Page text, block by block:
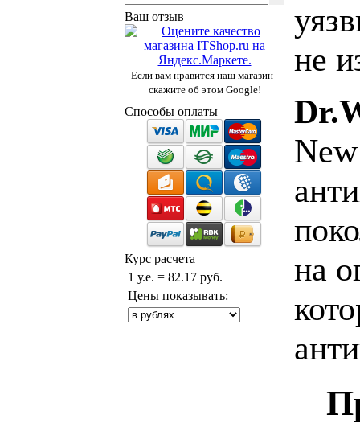
Ваш отзыв
Если вам нравится наш магазин -
скажите об этом Google!
Способы оплаты
Курс расчета
1 у.е. = 82.17 руб.
Цены показывать:
не
на